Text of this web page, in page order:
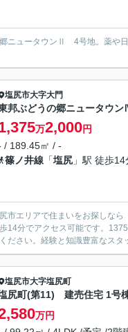
ニュータウンⅡ 4号地。薬や
塩尻市大字大門
邦ぶどうの郷ニュータウ
万2,000円
/ 189.45㎡ / -
篠ノ井線 「塩尻 」駅 徒歩14
市エリアで住まいをお探し
14分でアクセス可能です。
ださい。経験と知識豊富なス
塩尻市大字塩尻町
尻町(第11) 建売住宅 1号
万円